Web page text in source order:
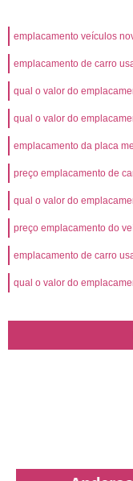
emplacamento veículos
emplacamento de carro
qual o valor do
qual o valor do
emplacamento da placa
preço emplacamento de
qual o valor do
preço emplacamento do
emplacamento de carro
qual o valor do